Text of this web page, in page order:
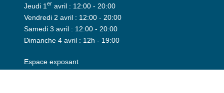
Jeudi 1 er avril : 12:00 - 20:00
Vendredi 2 avril : 12:00 - 20:00
Samedi 3 avril : 12:00 - 20:00
Dimanche 4 avril : 12h - 19:00
Espace exposant